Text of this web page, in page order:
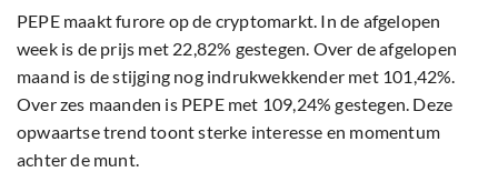
PEPE maakt furore op de cryptomarkt. In de afgelopen
week is de prijs met 22,82% gestegen. Over de afgelopen
maand is de stijging nog indrukwekkender met 101,42%.
Over zes maanden is PEPE met 109,24% gestegen. Deze
opwaartse trend toont sterke interesse en momentum
achter de munt.